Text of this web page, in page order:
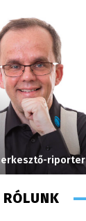
riporter
RÓLUNK